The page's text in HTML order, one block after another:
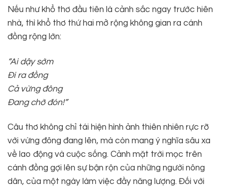
Nếu như khổ thơ đầu tiên là cảnh sắc ngay trước hiên
nhà, thì khổ thơ thứ hai mở rộng không gian ra cánh
đồng rộng lớn:
“Ai dậy sớm
Đi ra đồng
Cả vừng đông
Đang chờ đón!”
Câu thơ không chỉ tái hiện hình ảnh thiên nhiên rực rỡ
với vừng đông đang lên, mà còn mang ý nghĩa sâu xa
về lao động và cuộc sống. Cảnh mặt trời mọc trên
cánh đồng gợi lên sự bận rộn của những người nông
dân, của một ngày làm việc đầy năng lượng. Đối với